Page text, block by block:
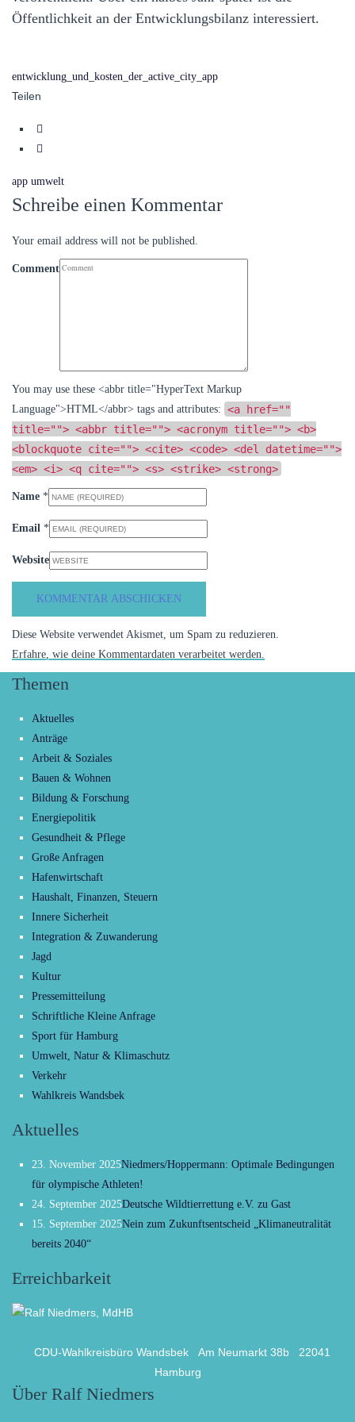
Öffentlichkeit an der Entwicklungsbilanz interessiert.
entwicklung_und_kosten_der_active_city_app
Teilen
app umwelt
Schreibe einen Kommentar
Your email address will not be published.
Comment
You may use these <abbr title="HyperText Markup
Language">HTML</abbr> tags and attributes: <a href=""
title=""> <abbr title=""> <acronym title=""> <b>
<blockquote cite=""> <cite> <code> <del datetime="">
<em> <i> <q cite=""> <s> <strike> <strong>
Name *
Email *
Website
Diese Website verwendet Akismet, um Spam zu reduzieren.
Erfahre, wie deine Kommentardaten verarbeitet werden.
Themen
Aktuelles
Anträge
Arbeit & Soziales
Bauen & Wohnen
Bildung & Forschung
Energiepolitik
Gesundheit & Pflege
Große Anfragen
Hafenwirtschaft
Haushalt, Finanzen, Steuern
Innere Sicherheit
Integration & Zuwanderung
Jagd
Kultur
Pressemitteilung
Schriftliche Kleine Anfrage
Sport für Hamburg
Umwelt, Natur & Klimaschutz
Verkehr
Wahlkreis Wandsbek
Aktuelles
23. November 2025Niedmers/Hoppermann: Optimale Bedingungen
für olympische Athleten!
24. September 2025Deutsche Wildtierrettung e.V. zu Gast
15. September 2025Nein zum Zukunftsentscheid „Klimaneutralität
bereits 2040“
Erreichbarkeit
CDU-Wahlkreisbüro Wandsbek Am Neumarkt 38b
22041
Hamburg
Über Ralf Niedmers